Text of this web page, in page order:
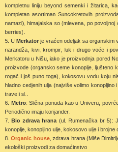
kompletnu liniju beyond semenki i žitarica,
kompletan asortiman Suncokretovih
namazi), himajalska so (mlevena, po
berries).
U Merkator je vraćen odeljak sa organskim
narandža, kivi, krompir, luk i drugo voće i
Merkatoru u Nišu, iako je proizvodnja pored
proizvode (organsko seme konoplje, ljušteno
rogač i još puno toga), kokosovu vodu koju
hladno cedjenih ulja (najviše volimo
trave i sl..
Metro: Slična ponuda kao u Univeru,
Periodično imaju korijander.
Bio zdrava hrana (ul. Rumenačka br 5):
konoplje, konopljino ulje, kokosovo ulje i
Organic house, zdrava hrana (Miše
ekološki proizvodi za domaćinstvo